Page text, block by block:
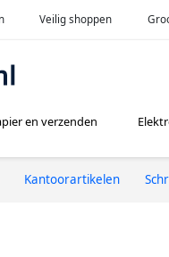
Veilig shoppen
en verzenden
Kantoorartikelen